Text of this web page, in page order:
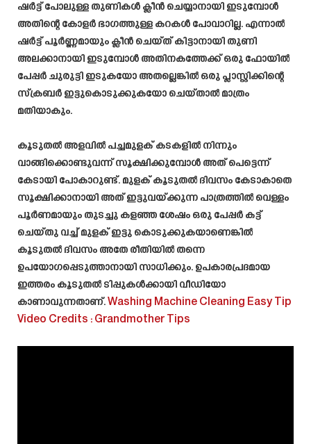
ഷർട്ട് പോലുള്ള തുണികൾ ക്ലീൻ ചെയ്യാനായി ഇടുമ്പോൾ
അതിന്റെ കോളർ ഭാഗത്തുള്ള കറകൾ പോവാറില്ല. എന്നാൽ
ഷർട്ട് പൂർണ്ണമായും ക്ലീൻ ചെയ്ത് കിട്ടാനായി തുണി
അലക്കാനായി ഇടുമ്പോൾ അതിനകത്തേക്ക് ഒരു ഫോയിൽ
പേപ്പർ ചുരുട്ടി ഇടുകയോ അതല്ലെങ്കിൽ ഒരു പ്ലാസ്റ്റിക്കിന്റെ
സ്ക്രബർ ഇട്ടുകൊടുക്കുകയോ ചെയ്താൽ മാത്രം
മതിയാകും.
കൂടുതൽ അളവിൽ പച്ചമുളക് കടകളിൽ നിന്നും
വാങ്ങിക്കൊണ്ടുവന്ന് സൂക്ഷിക്കുമ്പോൾ അത് പെട്ടെന്ന്
കേടായി പോകാറുണ്ട്. മുളക് കൂടുതൽ ദിവസം കേടാകാതെ
സൂക്ഷിക്കാനായി അത് ഇട്ടുവയ്ക്കുന്ന പാത്രത്തിൽ വെള്ളം
പൂർണമായും തുടച്ചു കളഞ്ഞ ശേഷം ഒരു പേപ്പർ കട്ട്
ചെയ്തു വച്ച് മുളക് ഇട്ടു കൊടുക്കുകയാണെങ്കിൽ
കൂടുതൽ ദിവസം അതേ രീതിയിൽ തന്നെ
ഉപയോഗപ്പെടുത്താനായി സാധിക്കും. ഉപകാരപ്രദമായ
ഇത്തരം കൂടുതൽ ടിപ്പുകൾക്കായി വീഡിയോ
കാണാവുന്നതാണ്.Washing Machine Cleaning Easy Tip
Video Credits : Grandmother Tips